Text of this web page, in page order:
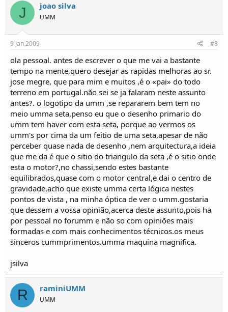
J joao silva
UMM
9 Jan 2009 #8
ola pessoal. antes de escrever o que me vai a bastante
tempo na mente,quero desejar as rapidas melhoras ao sr.
jose megre, que para mim e muitos ,é o «pai» do todo
terreno em portugal.não sei se ja falaram neste assunto
antes?. o logotipo da umm ,se repararem bem tem no
meio umma seta,penso eu que o desenho primario do
umm tem haver com esta seta, porque ao vermos os
umm's por cima da um feitio de uma seta,apesar de não
perceber quase nada de desenho ,nem arquitectura,a ideia
que me da é que o sitio do triangulo da seta ,é o sitio onde
esta o motor?,no chassi,sendo estes bastante
equilibrados,quase com o motor central,e dai o centro de
gravidade,acho que existe umma certa lógica nestes
pontos de vista , na minha óptica de ver o umm.gostaria
que dessem a vossa opinião,acerca deste assunto,pois ha
por pessoal no forumm e não so com opiniões mais
formadas e com mais conhecimentos técnicos.os meus
sinceros cummprimentos.umma maquina magnifica.
jsilva
R raminiUMM
UMM